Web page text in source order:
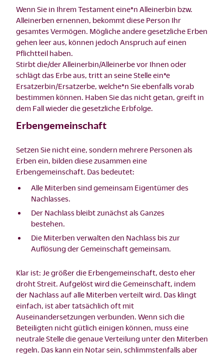
Wenn Sie in Ihrem Testament eine*n Alleinerbin bzw.
Alleinerben ernennen, bekommt diese Person Ihr
gesamtes Vermögen. Mögliche andere gesetzliche Erben
gehen leer aus, können jedoch Anspruch auf einen
Pflichtteil haben.
Stirbt die/der Alleinerbin/Alleinerbe vor Ihnen oder
schlägt das Erbe aus, tritt an seine Stelle ein*e
Ersatzerbin/Ersatzerbe, welche*n Sie ebenfalls vorab
bestimmen können. Haben Sie das nicht getan, greift in
dem Fall wieder die gesetzliche Erbfolge.
Erbengemeinschaft
Setzen Sie nicht eine, sondern mehrere Personen als
Erben ein, bilden diese zusammen eine
Erbengemeinschaft. Das bedeutet:
Alle Miterben sind gemeinsam Eigentümer des
Nachlasses.
Der Nachlass bleibt zunächst als Ganzes
bestehen.
Die Miterben verwalten den Nachlass bis zur
Auflösung der Gemeinschaft gemeinsam.
Klar ist: Je größer die Erbengemeinschaft, desto eher
droht Streit. Aufgelöst wird die Gemeinschaft, indem
der Nachlass auf alle Miterben verteilt wird. Das klingt
einfach, ist aber tatsächlich oft mit
Auseinandersetzungen verbunden. Wenn sich die
Beteiligten nicht gütlich einigen können, muss eine
neutrale Stelle die genaue Verteilung unter den Miterben
regeln. Das kann ein Notar sein, schlimmstenfalls aber